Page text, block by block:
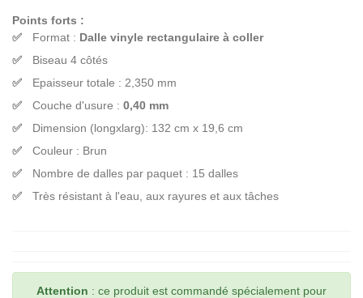
Points forts :
Format : Dalle vinyle rectangulaire à coller
Biseau 4 côtés
Epaisseur totale : 2,350 mm
Couche d'usure : 0,40 mm
Dimension (longxlarg): 132 cm x 19,6 cm
Couleur : Brun
Nombre de dalles par paquet : 15 dalles
Très résistant à l'eau, aux rayures et aux tâches
Attention : ce produit est commandé spécialement pour